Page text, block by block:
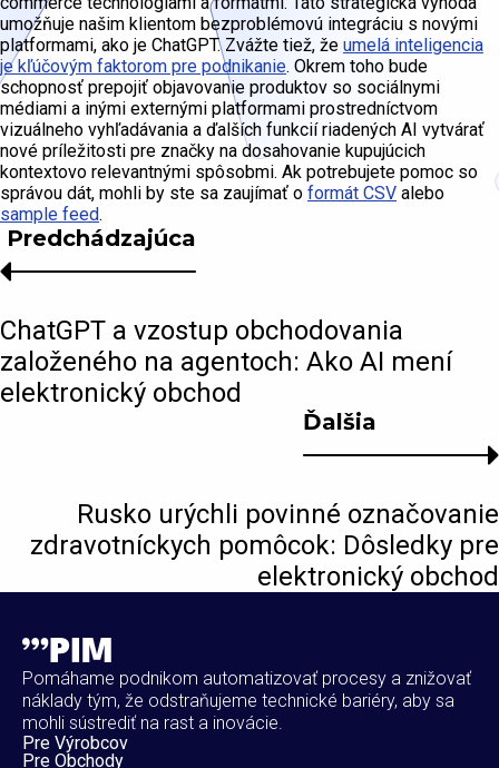
umožňuje našim klientom bezproblémovú integráciu s novými
platformami, ako je ChatGPT. Zvážte tiež, že umelá inteligencia
je kľúčovým faktorom pre podnikanie. Okrem toho bude
schopnosť prepojiť objavovanie produktov so sociálnymi
médiami a inými externými platformami prostredníctvom
vizuálneho vyhľadávania a ďalších funkcií riadených AI vytvárať
nové príležitosti pre značky na dosahovanie kupujúcich
kontextovo relevantnými spôsobmi. Ak potrebujete pomoc so
správou dát, mohli by ste sa zaujímať o formát CSV alebo
sample feed.
Ďalšia
Rusko urýchli povinné označovanie
zdravotníckych pomôcok: Dôsledky pre
elektronický obchod
Predchádzajúca
ChatGPT a vzostup obchodovania
založeného na agentoch: Ako AI mení
elektronický obchod
Pomáhame podnikom automatizovať procesy a znižovať
náklady tým, že odstraňujeme technické bariéry, aby sa
mohli sústrediť na rast a inovácie.
Pre Výrobcov
Pre Obchody